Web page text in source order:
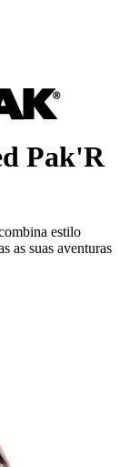
Pak'R
estilo
as suas aventuras